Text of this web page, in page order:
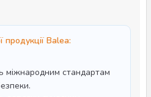
продукції Balea:
міжнародним стандартам